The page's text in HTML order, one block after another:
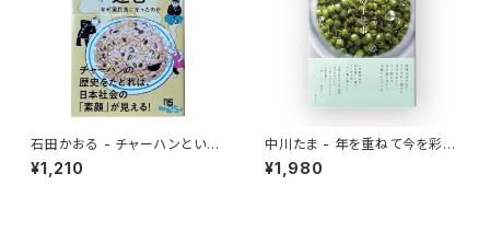
石田かおる - チャーハンという
迷宮 なぜ国民食になったのか
¥1,210
中川たま - 年を重ねて今を彩る
暦の手仕事
¥1,980